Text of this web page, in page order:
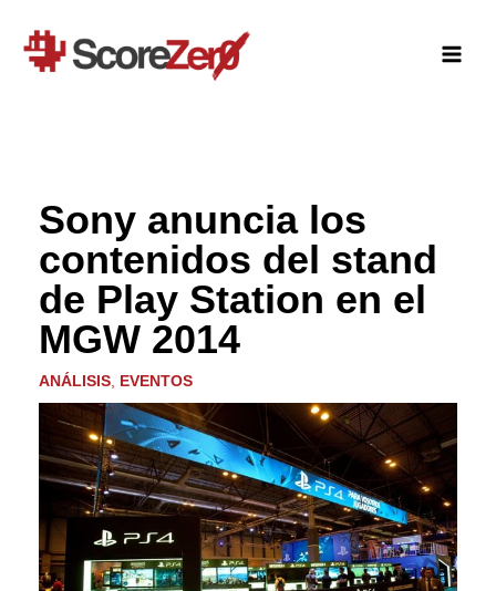
contenido
Sony anuncia los
contenidos del stand
de Play Station en el
MGW 2014
ANÁLISIS, EVENTOS